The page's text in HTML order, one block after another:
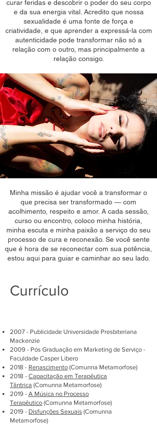
curar feridas e descobrir o poder do seu corpo
e da sua energia vital. Acredito que nossa
sexualidade é uma fonte de força e
criatividade, e que aprender a expressá-la com
autenticidade pode transformar não só a
relação com o outro, mas principalmente a
relação consigo.
Minha missão é ajudar você a transformar o
que precisa ser transformado — com
acolhimento, respeito e amor. A cada sessão,
curso ou encontro, coloco minha história,
minha escuta e minha paixão a serviço do seu
processo de cura e reconexão. Se você sente
que é hora de se reconectar com sua potência,
estou aqui para guiar e caminhar ao seu lado.
Currículo
2007 - Publicidade Universidade Presbiteriana
Mackenzie
2009 - Pós Graduação em Marketing de Serviço -
Faculdade Casper Libero
2018 - Renascimento (Comunna Metamorfose)
2018 - Capacitação em Terapêutica
Tântrica (Comunna Metamorfose)
2019 - A Música no Processo
Terapêutico (Comunna Metamorfose)
2019 - Disfunções Sexuais (Comunna
Metamorfose)